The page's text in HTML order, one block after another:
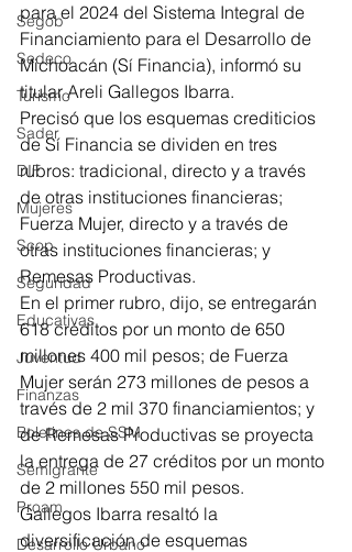
Segob
Sedeco
Turismo
Sader
DIF
Mujeres
Scop
Seguridad
Educativas
Juventud
Finanzas
Boletines de SSM
Semigrante
Proam
Desarrollo Urbano
para el 2024 del Sistema Integral de
Financiamiento para el Desarrollo de
Michoacán (Sí Financia), informó su
titular Areli Gallegos Ibarra.
Precisó que los esquemas crediticios
de Sí Financia se dividen en tres
rubros: tradicional, directo y a través
de otras instituciones financieras;
Fuerza Mujer, directo y a través de
otras instituciones financieras; y
Remesas Productivas.
En el primer rubro, dijo, se entregarán
618 créditos por un monto de 650
millones 400 mil pesos; de Fuerza
Mujer serán 273 millones de pesos a
través de 2 mil 370 financiamientos; y
de Remesas Productivas se proyecta
la entrega de 27 créditos por un monto
de 2 millones 550 mil pesos.
Gallegos Ibarra resaltó la
diversificación de esquemas